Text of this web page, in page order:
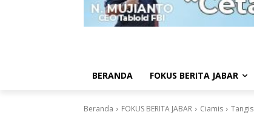
BERANDA FOKUS BERITA JABAR
Beranda FOKUS BERITA JABAR Ciamis